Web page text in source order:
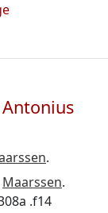
.
Maarssen.
.f14